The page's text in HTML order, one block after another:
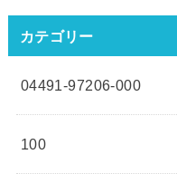
カテゴリー
04491-97206-000
100